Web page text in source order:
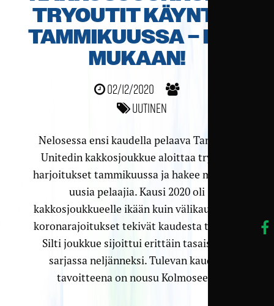
TRYOUTIT KÄYNTIIN
TAMMIKUUSSA – HAE
MUKAAN!
02/12/2020
Uutinen
Nelosessa ensi kaudella pelaava Tampere
Unitedin kakkosjoukkue aloittaa tryout-
harjoitukset tammikuussa ja hakee mukaan
uusia pelaajia. Kausi 2020 oli
kakkosjoukkueelle ikään kuin välikausi, kun
koronarajoitukset tekivät kaudesta tyngän.
Silti joukkue sijoittui erittäin tasaisessa
sarjassa neljänneksi. Tulevan kauden
tavoitteena on nousu Kolmoseen.